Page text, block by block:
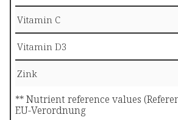
Vitamin C
Vitamin D3
Zink
** Nutrient reference values
EU-Verordnung